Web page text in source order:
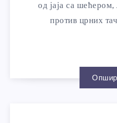
од јаја са
против црних